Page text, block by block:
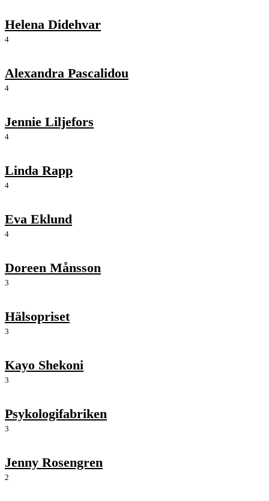
Helena Didehvar
4
Alexandra Pascalidou
4
Jennie Liljefors
4
Linda Rapp
4
Eva Eklund
4
Doreen Månsson
3
Hälsopriset
3
Kayo Shekoni
3
Psykologifabriken
3
Jenny Rosengren
2